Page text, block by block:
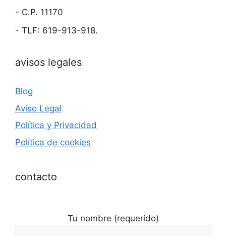
- C.P. 11170
- TLF: 619-913-918.
avisos legales
Blog
Aviso Legal
Política y Privacidad
Política de cookies
contacto
Tu nombre (requerido)